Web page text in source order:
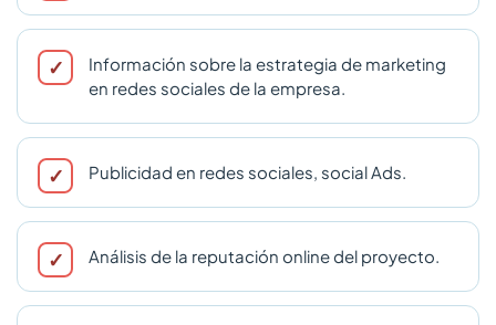
Información sobre la estrategia de marketing
en redes sociales de la empresa.
Publicidad en redes sociales, social Ads.
Análisis de la reputación online del proyecto.